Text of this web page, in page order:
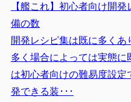
【艦これ】初心者向け開
備の数
開発レシピ集は既に多く
多く場合によっては実態
は初心者向けの難易度設定
発できる装･･･